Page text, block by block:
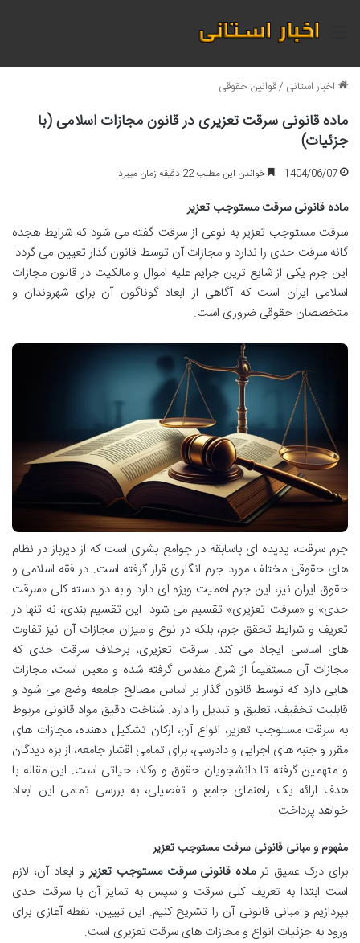
منو
اخبار استانی /قوانین حقوقی
ماده قانونی سرقت تعزیری در قانون مجازات اسلامی (با
جزئیات)
1404/06/07 خواندن این مطلب 22 دقیقه زمان میبرد
ماده قانونی سرقت مستوجب تعزیر
سرقت مستوجب تعزیر به نوعی از سرقت گفته می شود که شرایط هجده
گانه سرقت حدی را ندارد و مجازات آن توسط قانون گذار تعیین می گردد.
این جرم یکی از شایع ترین جرایم علیه اموال و مالکیت در قانون مجازات
اسلامی ایران است که آگاهی از ابعاد گوناگون آن برای شهروندان و
متخصصان حقوقی ضروری است.
جرم سرقت، پدیده ای باسابقه در جوامع بشری است که از دیرباز در نظام
های حقوقی مختلف مورد جرم انگاری قرار گرفته است. در فقه اسلامی و
حقوق ایران نیز، این جرم اهمیت ویژه ای دارد و به دو دسته کلی «سرقت
حدی» و «سرقت تعزیری» تقسیم می شود. این تقسیم بندی، نه تنها در
تعریف و شرایط تحقق جرم، بلکه در نوع و میزان مجازات آن نیز تفاوت
های اساسی ایجاد می کند. سرقت تعزیری، برخلاف سرقت حدی که
مجازات آن مستقیماً از شرع مقدس گرفته شده و معین است، مجازات
هایی دارد که توسط قانون گذار بر اساس مصالح جامعه وضع می شود و
قابلیت تخفیف، تعلیق و تبدیل را دارد. شناخت دقیق مواد قانونی مربوط
به سرقت مستوجب تعزیر، انواع آن، ارکان تشکیل دهنده، مجازات های
مقرر و جنبه های اجرایی و دادرسی، برای تمامی اقشار جامعه، از بزه دیدگان
و متهمین گرفته تا دانشجویان حقوق و وکلا، حیاتی است. این مقاله با
هدف ارائه یک راهنمای جامع و تفصیلی، به بررسی تمامی این ابعاد
خواهد پرداخت.
مفهوم و مبانی قانونی سرقت مستوجب تعزیر
برای درک عمیق ترماده قانونی سرقت مستوجب تعزیر و ابعاد آن، لازم
است ابتدا به تعریف کلی سرقت و سپس به تمایز آن با سرقت حدی
بپردازیم و مبانی قانونی آن را تشریح کنیم. این تبیین، نقطه آغازی برای
ورود به جزئیات انواع و مجازات های سرقت تعزیری است.